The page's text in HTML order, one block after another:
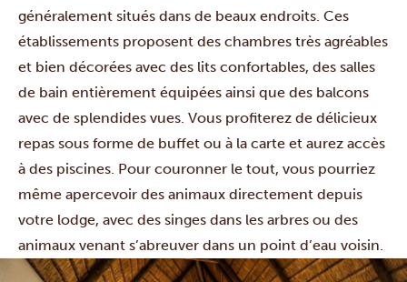
généralement situés dans de beaux endroits. Ces
établissements proposent des chambres très agréables
et bien décorées avec des lits confortables, des salles
de bain entièrement équipées ainsi que des balcons
avec de splendides vues. Vous profiterez de délicieux
repas sous forme de buffet ou à la carte et aurez accès
à des piscines. Pour couronner le tout, vous pourriez
même apercevoir des animaux directement depuis
votre lodge, avec des singes dans les arbres ou des
animaux venant s’abreuver dans un point d’eau voisin.